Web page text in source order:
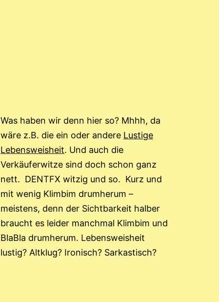
Was haben wir denn hier so? Mhhh, da
wäre z.B. die ein oder andere Lustige
Lebensweisheit. Und auch die
Verkäuferwitze sind doch schon ganz
nett. DENTFX witzig und so. Kurz und
mit wenig Klimbim drumherum –
meistens, denn der Sichtbarkeit halber
braucht es leider manchmal Klimbim und
BlaBla drumherum. Lebensweisheit
lustig? Altklug? Ironisch? Sarkastisch?